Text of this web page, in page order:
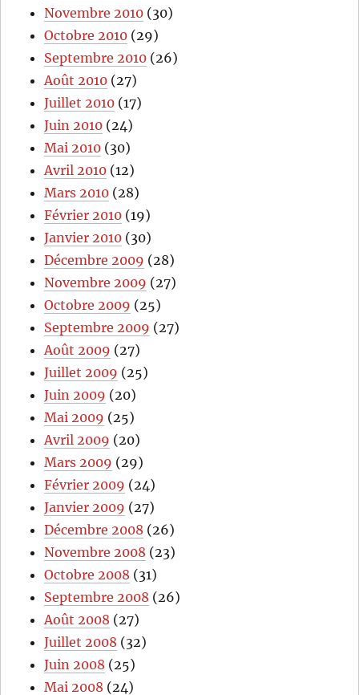
Novembre 2010 (30)
Octobre 2010 (29)
Septembre 2010 (26)
Août 2010 (27)
Juillet 2010 (17)
Juin 2010 (24)
Mai 2010 (30)
Avril 2010 (12)
Mars 2010 (28)
Février 2010 (19)
Janvier 2010 (30)
Décembre 2009 (28)
Novembre 2009 (27)
Octobre 2009 (25)
Septembre 2009 (27)
Août 2009 (27)
Juillet 2009 (25)
Juin 2009 (20)
Mai 2009 (25)
Avril 2009 (20)
Mars 2009 (29)
Février 2009 (24)
Janvier 2009 (27)
Décembre 2008 (26)
Novembre 2008 (23)
Octobre 2008 (31)
Septembre 2008 (26)
Août 2008 (27)
Juillet 2008 (32)
Juin 2008 (25)
Mai 2008 (24)